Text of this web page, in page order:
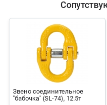
Звено соединительное
"бабочка" (SL-74), 12.5т